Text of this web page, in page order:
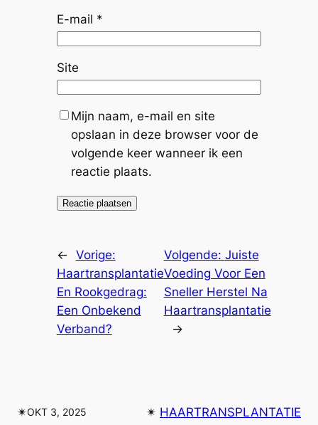
E-mail *
Site
Mijn naam, e-mail en site
opslaan in deze browser voor de
volgende keer wanneer ik een
reactie plaats.
← Vorige:
Haartransplantatie
En Rookgedrag:
Een Onbekend
Verband?
Volgende: Juiste
Voeding Voor Een
Sneller Herstel Na
Haartransplantatie
→
✴︎OKT 3, 2025 ✴︎ HAARTRANSPLANTATIE